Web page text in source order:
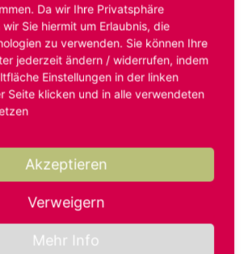
Anmelden
E-Mail-Adresse*
Da wir Ihre Privatsphäre
Sie hiermit um Erlaubnis, die
zu verwenden. Sie können Ihre
jederzeit ändern / widerrufen, indem
Einstellungen in der linken
Seite klicken und in alle verwendeten
Akzeptieren
Verweigern
Mehr Info